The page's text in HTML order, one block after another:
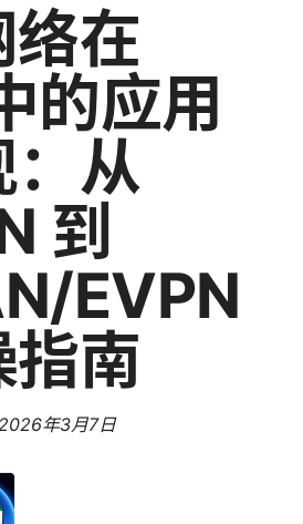
络在
的应用
：从
到
EVPN
指南
年3月7日